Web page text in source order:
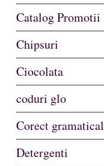
Catalog Promotii
Chipsuri
Ciocolata
coduri glo
Corect gramatical
Detergenti